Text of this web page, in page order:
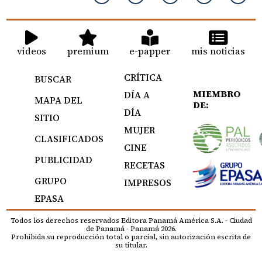
videos premium e-papper mis noticias
BUSCAR
MAPA DEL
SITIO
CLASIFICADOS
PUBLICIDAD
GRUPO
EPASA
CRÍTICA
DÍA A
DÍA
MUJER
CINE
RECETAS
IMPRESOS
MIEMBRO
DE:
Todos los derechos reservados Editora Panamá América S.A. - Ciudad
de Panamá - Panamá 2026.
Prohibida su reproducción total o parcial, sin autorización escrita de
su titular.